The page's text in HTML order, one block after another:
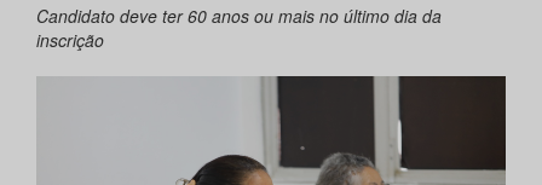
Candidato deve ter 60 anos ou mais no último dia da
inscrição